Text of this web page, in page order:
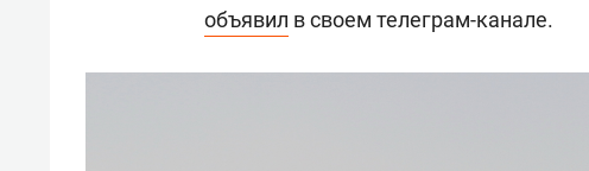
объявил в своем телеграм-канале.